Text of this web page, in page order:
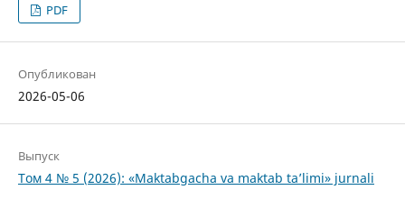
PDF
Опубликован
2026-05-06
Выпуск
Том 4 № 5 (2026): «Maktabgacha va maktab ta’limi» jurnali